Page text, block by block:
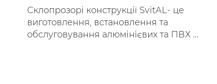
Склопрозорі конструкції SvitAL- це
виготовлення, встановлення та
обслуговування алюмінієвих та ПВХ ...